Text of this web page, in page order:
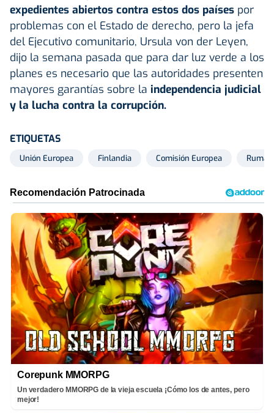
expedientes abiertos contra estos dos países por
problemas con el Estado de derecho, pero la jefa
del Ejecutivo comunitario, Ursula von der Leyen,
dijo la semana pasada que para dar luz verde a los
planes es necesario que las autoridades presenten
mayores garantías sobre la independencia judicial
y la lucha contra la corrupción.
ETIQUETAS
Unión Europea Finlandia Comisión Europea
Corepunk MMORPG
Un verdadero MMORPG de la vieja escuela ¡Cómo los de antes, pero
mejor!